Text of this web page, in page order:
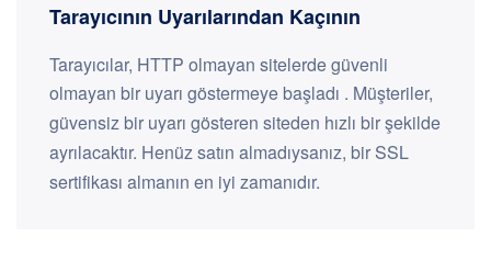
Tarayıcının Uyarılarından Kaçının
Tarayıcılar, HTTP olmayan sitelerde güvenli
olmayan bir uyarı göstermeye başladı . Müşteriler,
güvensiz bir uyarı gösteren siteden hızlı bir şekilde
ayrılacaktır. Henüz satın almadıysanız, bir SSL
sertifikası almanın en iyi zamanıdır.